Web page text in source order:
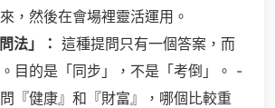
，然後在會場裡靈活運用。
法」： 這種提問只有一個答案，而
目的是「同步」，不是「考倒」。 -
『健康』和『財富』，哪個比較重